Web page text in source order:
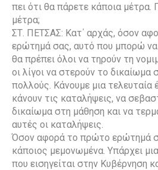
πει ότι θα πάρετε κάποια μέτρα.
μέτρα;
ΣΤ. ΠΕΤΣΑΣ: Κατ΄ αρχάς, όσον
ερώτημά σας, αυτό που μπορώ να
θα πρέπει όλοι να τηρούν τη
οι λίγοι να στερούν το
πολλούς. Κάνουμε μια τελευταία
κάνουν τις καταλήψεις, να
δικαίωμα στη μάθηση και να
αυτές οι καταλήψεις.
Όσον αφορά το πρώτο ερώτημά
κάποιος μεμονωμένα. Υπάρχει
που εισηγείται στην Κυβέρνηση